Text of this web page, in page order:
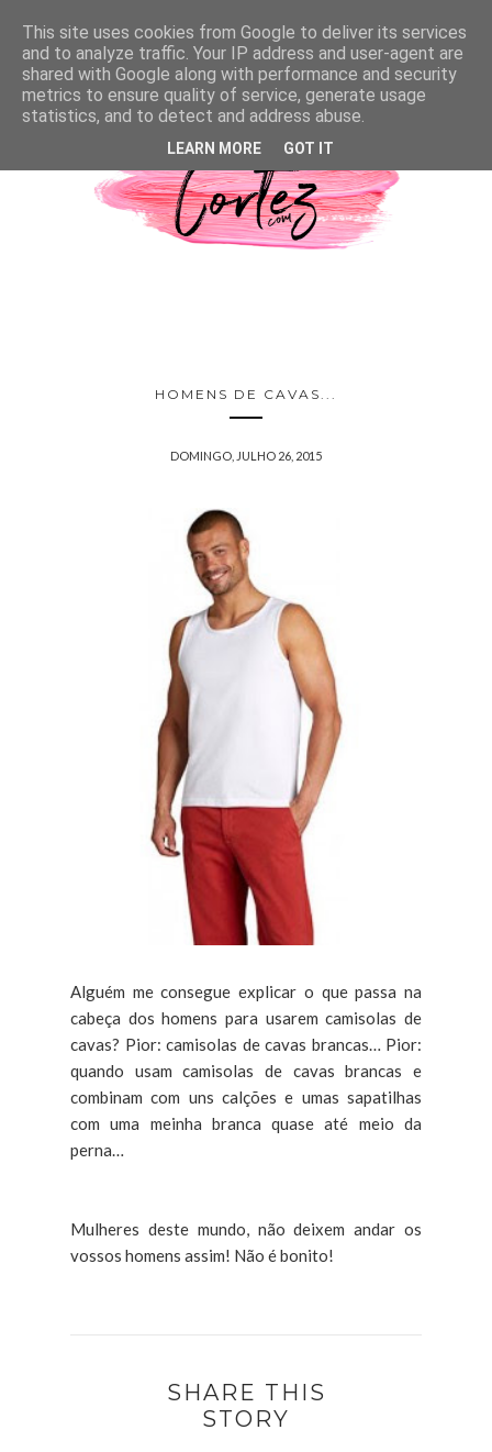
HOMENS DE CAVAS...
DOMINGO, JULHO 26, 2015
Alguém me consegue explicar o que passa na
cabeça dos homens para usarem camisolas de
cavas? Pior: camisolas de cavas brancas… Pior:
quando usam camisolas de cavas brancas e
combinam com uns calções e umas sapatilhas
com uma meinha branca quase até meio da
perna…
Mulheres deste mundo, não deixem andar os
vossos homens assim! Não é bonito!
SHARE THIS
STORY
This site uses cookies from Google to deliver its services
and to analyze traffic. Your IP address and user-agent are
shared with Google along with performance and security
metrics to ensure quality of service, generate usage
statistics, and to detect and address abuse.
LEARN MORE GOT IT